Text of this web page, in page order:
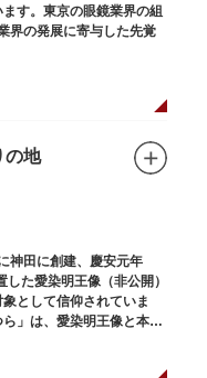
す。東京の眼鏡業界の組
界の発展に寄与した先覚
の地
神田に創建、慶安元年
た愛染明王像（非公開）
として信仰されていま
」は、愛染明王像と本堂
ます。